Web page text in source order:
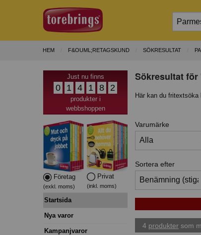
HEM F&OUML;RETAGSKUND SÖKRESULTAT
Just nu finns
0 1 4 1 8 2
produkter i
webbshoppen
Företag
(exkl. moms)
Privat
(inkl. moms)
Startsida
Nya varor
Kampanjvaror
Sökresultat
Här kan du fritextsöka
Varumärke
Sortera efter
4 produkter som